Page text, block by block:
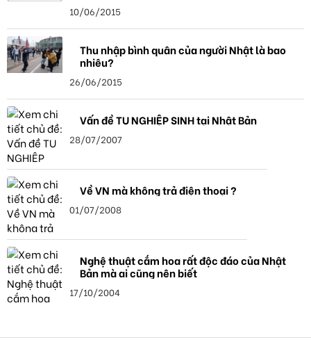
10/06/2015
Thu nhập bình quân của người Nhật là bao
nhiêu?
26/06/2015
Vấn đề TU NGHIỆP SINH tại Nhật Bản
28/07/2007
Về VN mà không trả điện thoại ?
01/07/2008
Nghệ thuật cắm hoa rất độc đáo của Nhật
Bản mà ai cũng nên biết
17/10/2004